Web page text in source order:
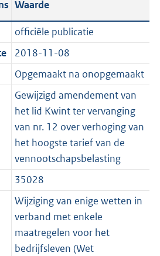
a
n
d
s
g
r
o
o
t
t
e
2
K
b
a
n
d
s
g
r
o
o
t
t
:
2
K
b
Waarde
officiële publicatie
2018-11-08
Opgemaakt na onopgemaakt
Gewijzigd amendement van
het lid Kwint ter vervanging
van nr. 12 over verhoging van
het hoogste tarief van de
vennootschapsbelasting
35028
Wijziging van enige wetten in
verband met enkele
maatregelen voor het
bedrijfsleven (Wet